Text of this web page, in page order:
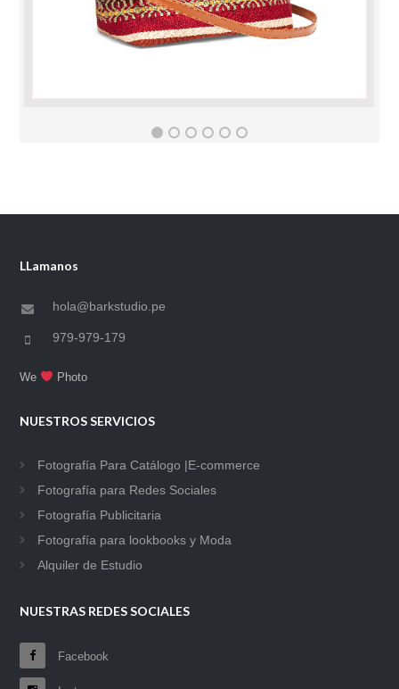
LLamanos
hola@barkstudio.pe
979-979-179
We Photo
NUESTROS SERVICIOS
Fotografía Para Catálogo |E-commerce
Fotografía para Redes Sociales
Fotografía Publicitaria
Fotografía para lookbooks y Moda
Alquiler de Estudio
NUESTRAS REDES SOCIALES
Facebook